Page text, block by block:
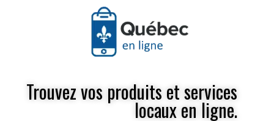
Trouvez vos produits et services
locaux en ligne.